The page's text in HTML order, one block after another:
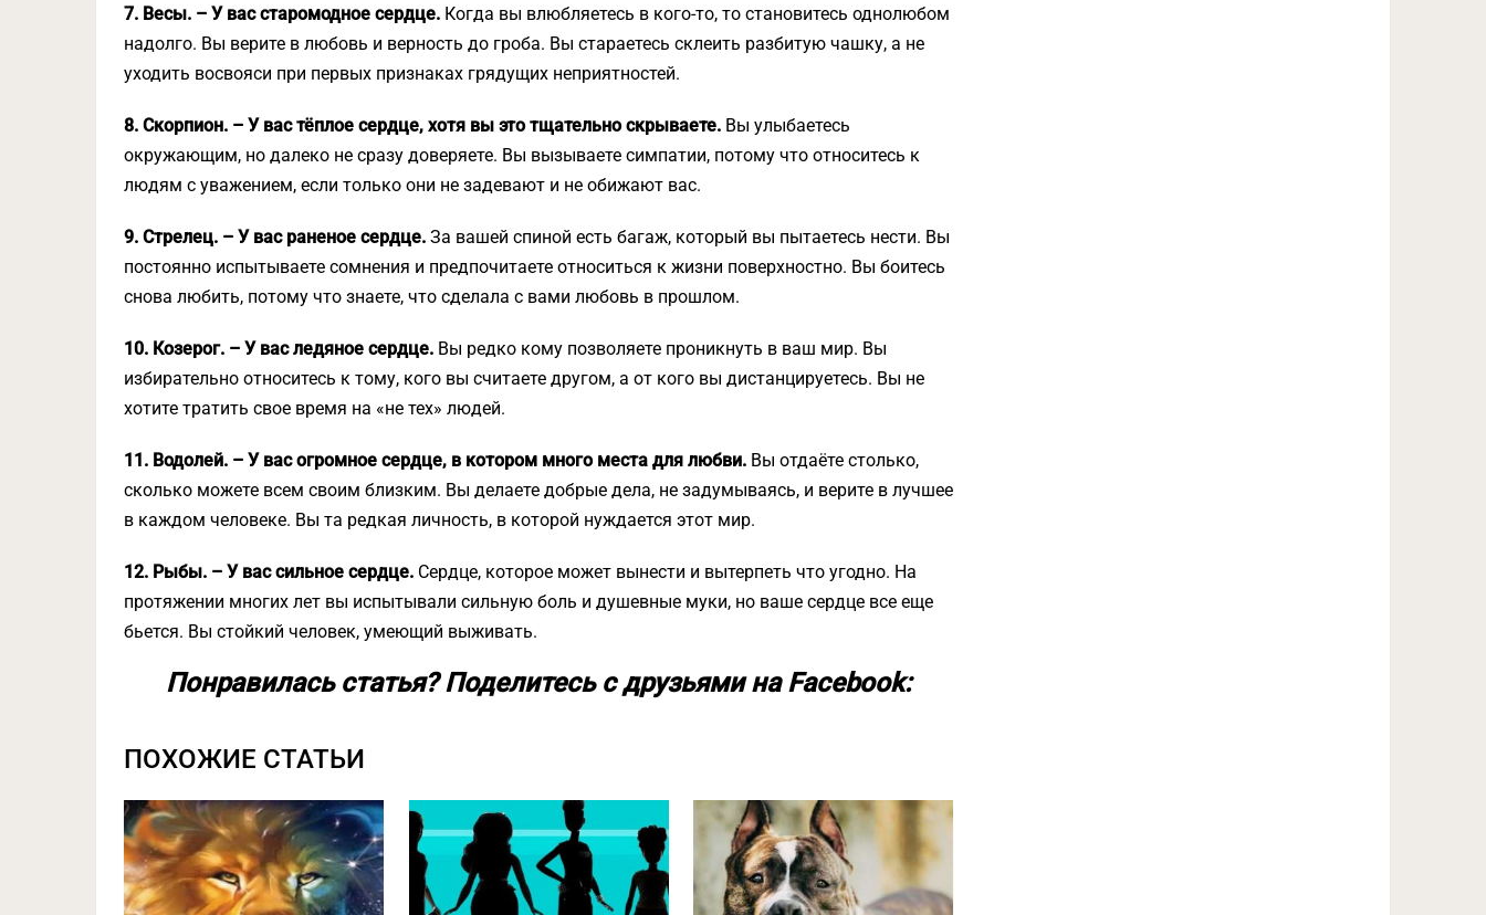
7. Весы. – У вас старомодное сердце. Когда вы влюбляетесь в кого-то, то становитесь однолюбом
надолго. Вы верите в любовь и верность до гроба. Вы стараетесь склеить разбитую чашку, а не
уходить восвояси при первых признаках грядущих неприятностей.
8. Скорпион. – У вас тёплое сердце, хотя вы это тщательно скрываете. Вы улыбаетесь
окружающим, но далеко не сразу доверяете. Вы вызываете симпатии, потому что относитесь к
людям с уважением, если только они не задевают и не обижают вас.
9. Стрелец. – У вас раненое сердце. За вашей спиной есть багаж, который вы пытаетесь нести. Вы
постоянно испытываете сомнения и предпочитаете относиться к жизни поверхностно. Вы боитесь
снова любить, потому что знаете, что сделала с вами любовь в прошлом.
10. Козерог. – У вас ледяное сердце. Вы редко кому позволяете проникнуть в ваш мир. Вы
избирательно относитесь к тому, кого вы считаете другом, а от кого вы дистанцируетесь. Вы не
хотите тратить свое время на «не тех» людей.
11. Водолей. – У вас огромное сердце, в котором много места для любви. Вы отдаёте столько,
сколько можете всем своим близким. Вы делаете добрые дела, не задумываясь, и верите в лучшее
в каждом человеке. Вы та редкая личность, в которой нуждается этот мир.
12. Рыбы. – У вас сильное сердце. Сердце, которое может вынести и вытерпеть что угодно. На
протяжении многих лет вы испытывали сильную боль и душевные муки, но ваше сердце все еще
бьется. Вы стойкий человек, умеющий выживать.
Понравилась статья? Поделитесь с друзьями на Facebook:
ПОХОЖИЕ СТАТЬИ